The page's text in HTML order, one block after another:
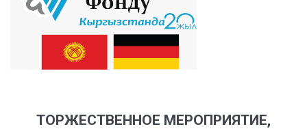
ТОРЖЕСТВЕННОЕ МЕРОПРИЯТИЕ,